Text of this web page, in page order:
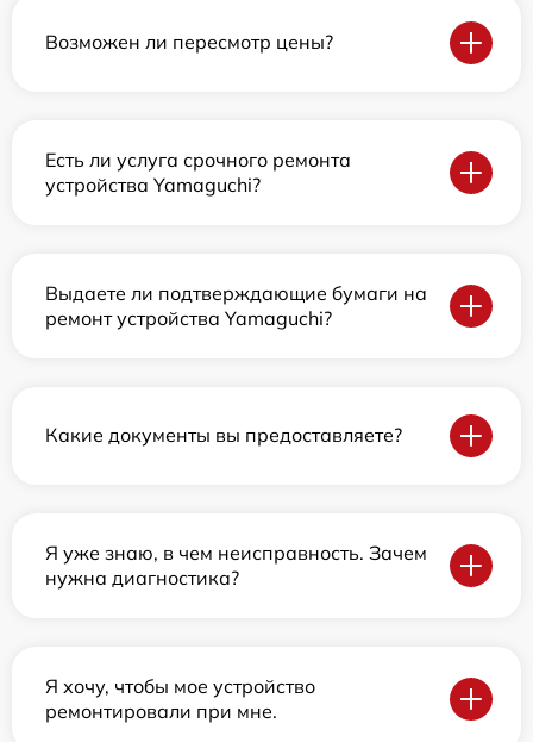
Возможен ли пересмотр цены?
Есть ли услуга срочного ремонта
устройства Yamaguchi?
Выдаете ли подтверждающие бумаги на
ремонт устройства Yamaguchi?
Какие документы вы предоставляете?
Я уже знаю, в чем неисправность. Зачем
нужна диагностика?
Я хочу, чтобы мое устройство
ремонтировали при мне.